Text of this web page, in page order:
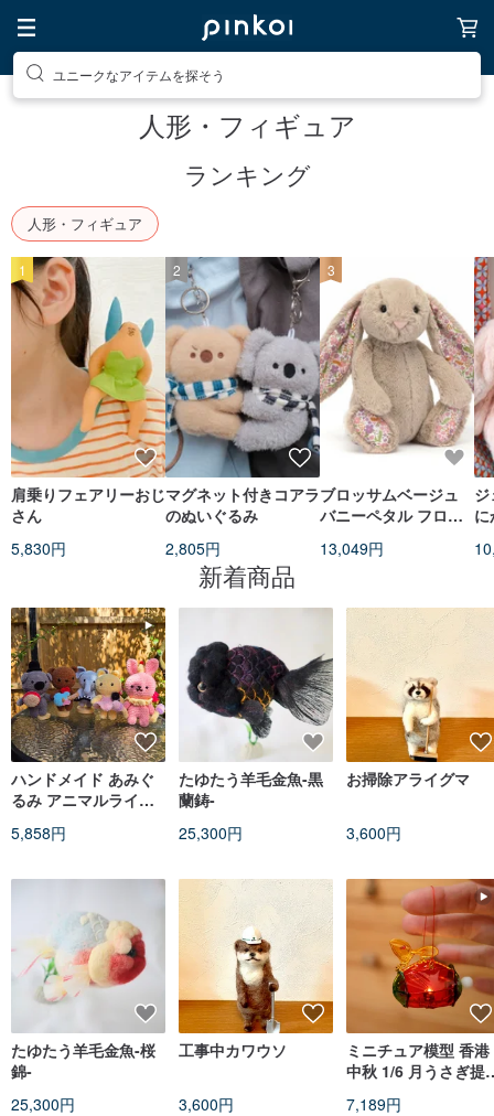
ユニークなアイテムを探そう
人形・フィギュア
ランキング
人形・フィギュア
肩乗りフェアリーおじ
さん
5,830円
1
マグネット付きコアラ
のぬいぐるみ
2,805円
2
ブロッサムベージュ
バニーペタル フロー
トペタル 31cm
13,049円
3
新着商品
ハンドメイド あみぐ
るみ アニマルライブ
あなただけのオリジナ
ーダー
5,858円
たゆたう羊毛金魚-桜
錦-
25,300円
たゆたう羊毛金魚-黒
蘭鋳-
25,300円
工事中カワウソ
3,600円
お掃除アライグマ
3,600円
ミニチュア模型 香港
中秋 1/6 月うさぎ提
7,189円